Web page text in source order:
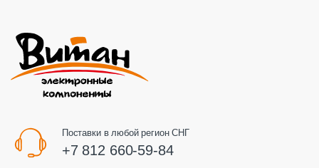
Поставки в любой регион СНГ
+7 812 660-59-84